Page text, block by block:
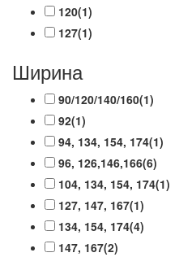
120(1)
127(1)
Ширина
90/120/140/160(1)
92(1)
94, 134, 154, 174(1)
96, 126,146,166(6)
104, 134, 154, 174(1)
127, 147, 167(1)
134, 154, 174(4)
147, 167(2)